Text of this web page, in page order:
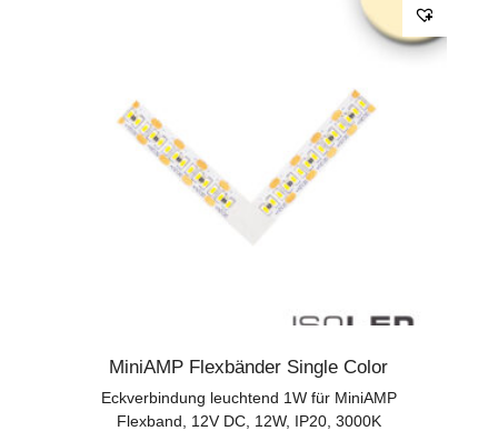
MiniAMP Flexbänder Single Color
Eckverbindung leuchtend 1W für MiniAMP
Flexband, 12V DC, 12W, IP20, 3000K